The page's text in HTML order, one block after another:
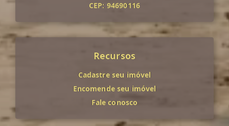
CEP: 94690116
Recursos
Cadastre seu imóvel
Encomende seu imóvel
Fale conosco